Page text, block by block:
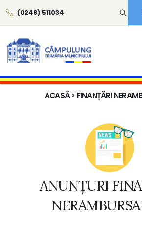
(0248) 511034
ACASĂ> FINANȚĂRI
ANUNȚURI